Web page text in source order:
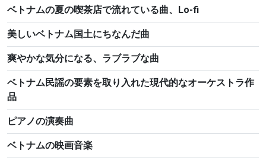
ベトナムの夏の喫茶店で流れている曲、Lo-fi
美しいベトナム国土にちなんだ曲
爽やかな気分になる、ラブラブな曲
ベトナム民謡の要素を取り入れた現代的なオーケストラ作
品
ピアノの演奏曲
ベトナムの映画音楽